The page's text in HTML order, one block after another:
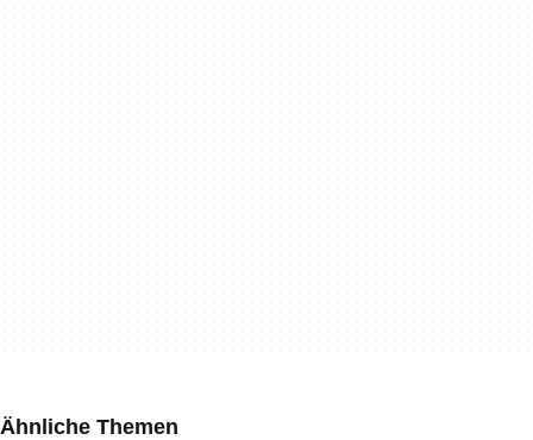
Ähnliche Themen